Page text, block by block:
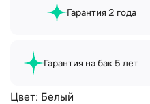
Гарантия 2 года
Гарантия на бак 5 лет
Цвет: Белый